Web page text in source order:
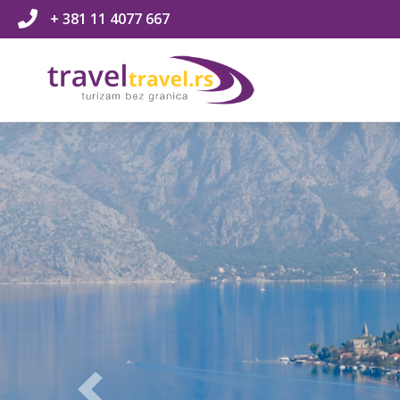
+ 381 11 4077 667